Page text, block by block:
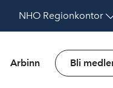
NHO Regionkontor
Arbinn Bli